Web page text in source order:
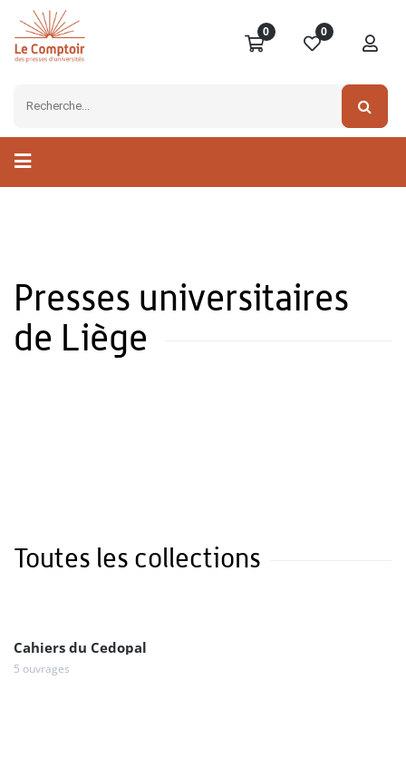
0 0
Presses universitaires
de Liège
Toutes les collections
Cahiers du Cedopal
5 ouvrages